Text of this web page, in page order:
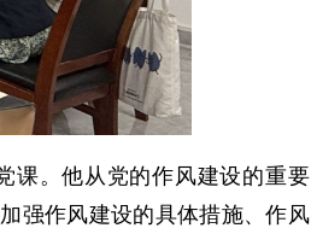
课。他从党的作风建设的重要
强作风建设的具体措施、作风